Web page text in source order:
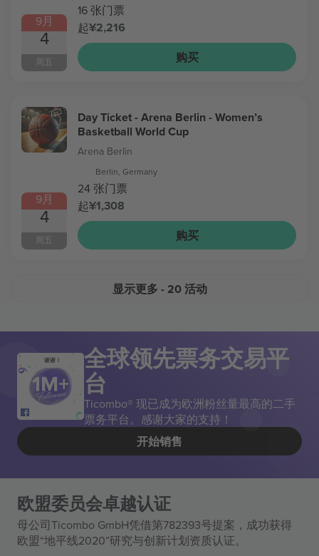
9月
4
周五
16 张门票
起¥2,216
购买
9月
4
周五
Day Ticket - Arena Berlin - Women’s
Basketball World Cup
Arena Berlin
Berlin, Germany
24 张门票
起¥1,308
购买
显示更多 - 20 活动
谢谢！ 全球领先票务交易平
台
Ticombo® 现已成为欧洲粉丝量最高的二手
票务平台。感谢大家的支持！
开始销售
欧盟委员会卓越认证
母公司Ticombo GmbH凭借第782393号提案，成功获得
欧盟“地平线2020”研究与创新计划资质认证。